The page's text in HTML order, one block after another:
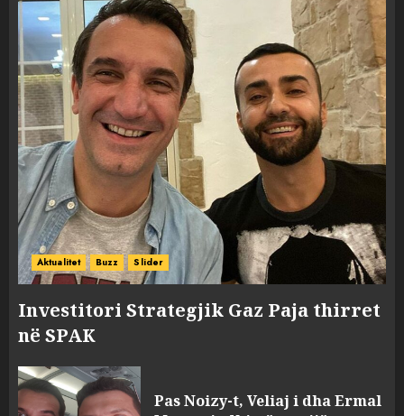
Aktualitet Buzz Slider
Investitori Strategjik Gaz Paja thirret
në SPAK
Pas Noizy-t, Veliaj i dha Ermal